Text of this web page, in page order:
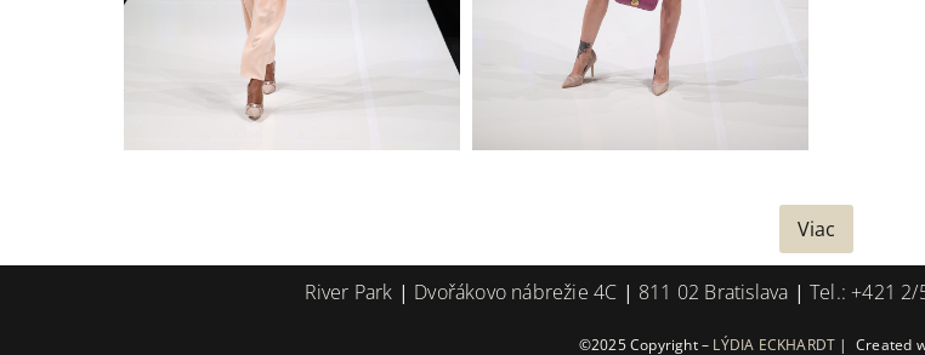
Viac
River Park | Dvořákovo nábrežie 4C | 811 02 Bratislava |Tel.: +421 2/
©2025 Copyright – LÝDIA ECKHARDT | Created